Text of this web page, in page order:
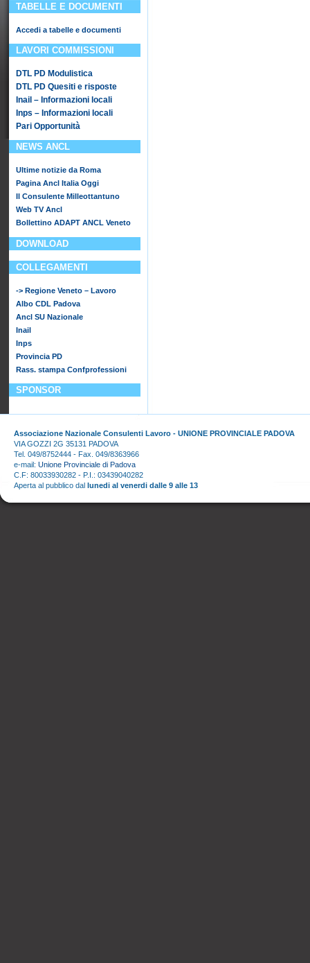
TABELLE E DOCUMENTI
Accedi a tabelle e documenti
LAVORI COMMISSIONI
DTL PD Modulistica
DTL PD Quesiti e risposte
Inail – Informazioni locali
Inps – Informazioni locali
Pari Opportunità
NEWS ANCL
Ultime notizie da Roma
Pagina Ancl Italia Oggi
Il Consulente Milleottantuno
Web TV Ancl
Bollettino ADAPT ANCL Veneto
DOWNLOAD
COLLEGAMENTI
-> Regione Veneto – Lavoro
Albo CDL Padova
Ancl SU Nazionale
Inail
Inps
Provincia PD
Rass. stampa Confprofessioni
SPONSOR
Associazione Nazionale Consulenti Lavoro - UNIONE PROVINCIALE PADOVA
VIA GOZZI 2G 35131 PADOVA
Tel. 049/8752444 - Fax. 049/8363966
e-mail: Unione Provinciale di Padova
C.F: 80033930282 - P.I.: 03439040282
Aperta al pubblico dal lunedi al venerdi dalle 9 alle 13